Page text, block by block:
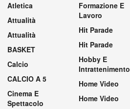
Atletica
Attualità
Attualità
BASKET
Calcio
CALCIO A 5
Cinema E
Spettacolo
Formazione E
Lavoro
Hit Parade
Hit Parade
Hobby E
Intrattenimento
Home Video
Home Video